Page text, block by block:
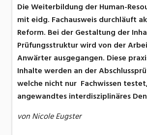
Die Weiterbildung der Human-
mit eidg. Fachausweis durchläuft
Reform. Bei der Gestaltung der
Prüfungsstruktur wird von der
Anwärter ausgegangen. Diese
Inhalte werden an der
welche nicht nur Fachwissen
angewandtes interdisziplinäres
von Nicole Eugster